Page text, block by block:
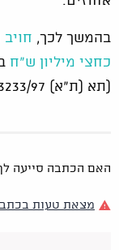
בהמשך לכך,
כחצי מיליון ש"ח
(תא (ת"א) 103233/97).
האם הכתבה סייעה
מצאת טעות